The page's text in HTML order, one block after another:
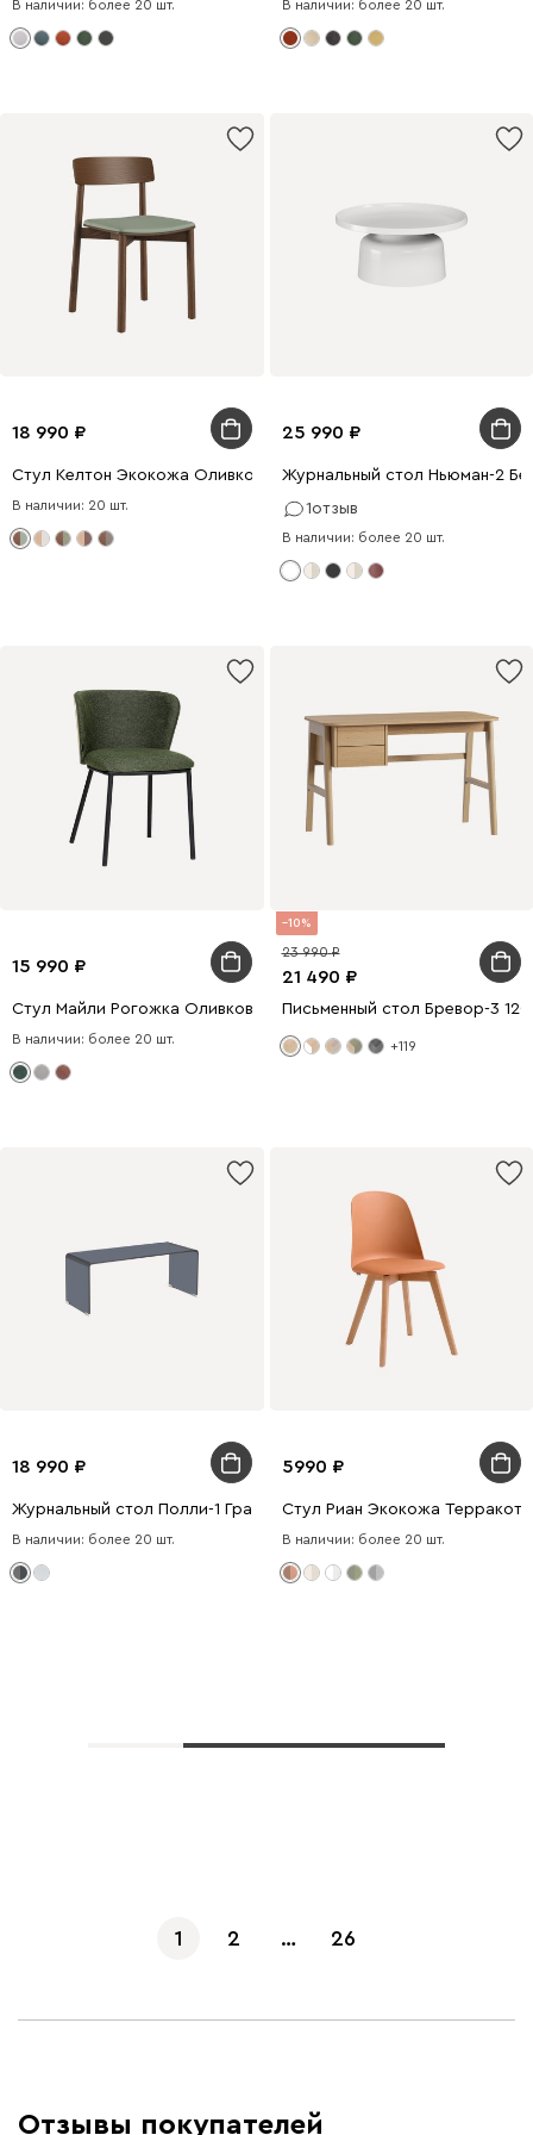
В наличии: более 20 шт. В наличии: более 20 шт.
18 990
Стул Келтон Экокожа Оливковый/Орех
В наличии: 20 шт.
25 990
Журнальный стол Ньюман-2
1отзыв
В наличии: более 20 шт.
15 990
Стул Майли Рогожка Оливковый/Черный
В наличии: более 20 шт.
10
21 490
23 990
Письменный стол Бревор-3
+119
18 990
Журнальный стол Полли-1 Графитовый
В наличии: более 20 шт.
5990
Стул Риан Экокожа
В наличии: более 20 шт.
1 2 … 26
Отзывы покупателей